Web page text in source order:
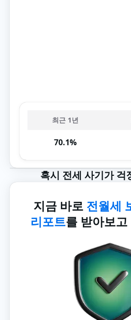
최근 1년
70.1%
혹시 전세 사기가 걱
지금 바로 전월세
리포트를 받아보